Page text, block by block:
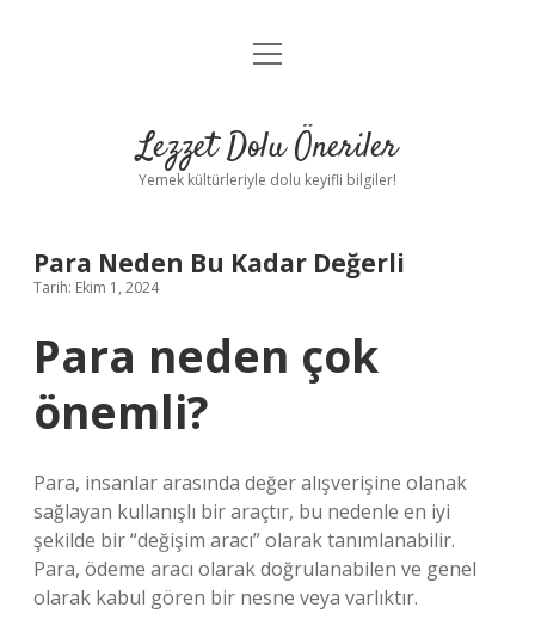
Anasayfa
Yasal Uyarı
menüyü
Lezzet Dolu Öneriler
Yemek kültürleriyle dolu keyifli bilgiler!
Para Neden Bu Kadar Değerli
Tarih: Ekim 1, 2024
Para neden çok
önemli?
Para, insanlar arasında değer alışverişine olanak
sağlayan kullanışlı bir araçtır, bu nedenle en iyi
şekilde bir “değişim aracı” olarak tanımlanabilir.
Para, ödeme aracı olarak doğrulanabilen ve genel
olarak kabul gören bir nesne veya varlıktır.